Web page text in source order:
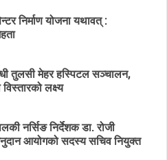
निर्माण योजना यथावत् :
तुलसी मेहर हस्पिटल सञ्चालन,
लक्ष्य
नर्सिङ निर्देशक डा. रोजी
आयोगको सदस्य सचिव नियुक्त